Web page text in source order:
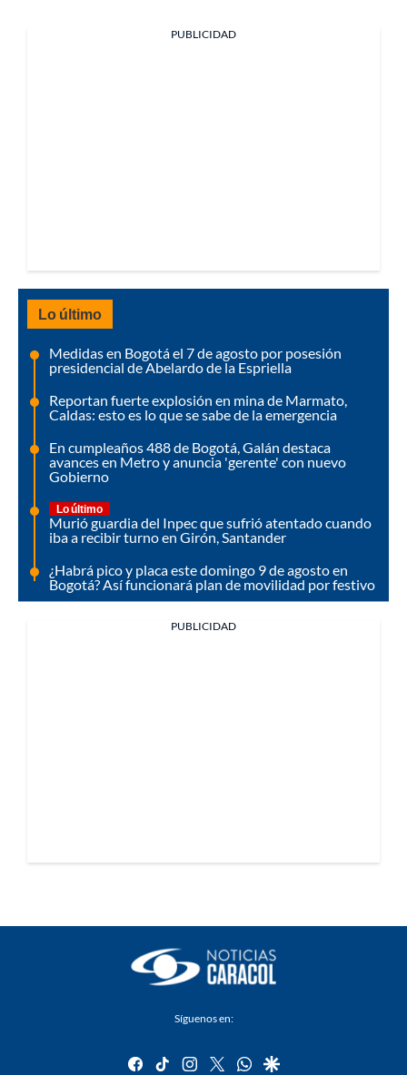
PUBLICIDAD
Lo último
Medidas en Bogotá el 7 de agosto por posesión
presidencial de Abelardo de la Espriella
Reportan fuerte explosión en mina de Marmato,
Caldas: esto es lo que se sabe de la emergencia
En cumpleaños 488 de Bogotá, Galán destaca
avances en Metro y anuncia 'gerente' con nuevo
Gobierno
Lo último
Murió guardia del Inpec que sufrió atentado cuando
iba a recibir turno en Girón, Santander
¿Habrá pico y placa este domingo 9 de agosto en
Bogotá? Así funcionará plan de movilidad por festivo
PUBLICIDAD
Síguenos en:
facebook
tiktok instagram
twitterwhatsapp
google